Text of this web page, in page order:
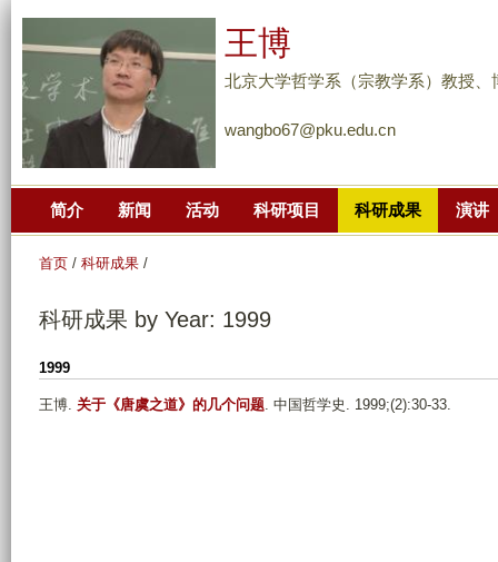
到
主
要
王博
北京大学哲学系（宗教学系）教授、
wangbo67@pku.edu.cn
简介 新闻 活动 科研项目 科研成果 演讲
首页 / 科研成果 /
科研成果 by Year: 1999
1999
王博. 关于《唐虞之道》的几个问题. 中国哲学史. 1999;(2):30-33.